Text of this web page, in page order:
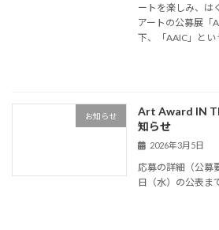
ートを楽しみ、は
アートの公募展「
下、「AAIC」と
お知らせ
Art Award IN
知らせ
2026年3月5日
応募の詳細（公募
日（水）の公表ま